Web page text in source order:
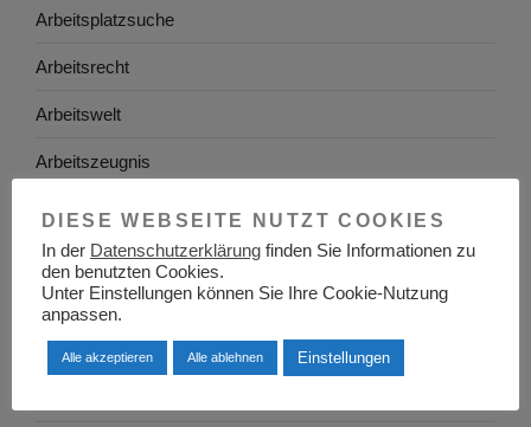
Arbeitsplatzsuche
Arbeitsrecht
Arbeitswelt
Arbeitszeugnis
Ausbildung
Baden-Württemberg
Bayern
Berlin
DIESE WEBSEITE NUTZT COOKIES
In der Datenschutzerklärung finden Sie Informationen zu
den benutzten Cookies.
Unter Einstellungen können Sie Ihre Cookie-Nutzung
anpassen.
Alle akzeptieren Alle ablehnen Einstellungen